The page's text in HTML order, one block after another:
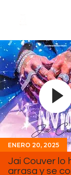
Inicio
En
ENERO 20, 2025
Jai Couver lo
arrasa y se